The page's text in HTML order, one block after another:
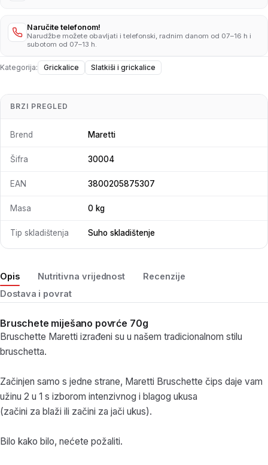
Naručite telefonom!
Narudžbe možete obavljati i telefonski, radnim danom od 07–16 h i
subotom od 07–13 h.
Kategorija: Grickalice Slatkiši i grickalice
Opis Nutritivna vrijednost
Recenzije
Dostava i povrat
Bruschete miješano povrće 70g
Bruschette Maretti izrađeni su u našem tradicionalnom stilu
bruschetta.
Začinjen samo s jedne strane, Maretti Bruschette čips daje vam
užinu 2 u 1 s izborom intenzivnog i blagog ukusa
(začini za blaži ili začini za jači ukus).
Bilo kako bilo, nećete požaliti.
BRZI PREGLED
Brend Maretti
Šifra 30004
EAN 3800205875307
Masa 0 kg
Tip skladištenja Suho skladištenje